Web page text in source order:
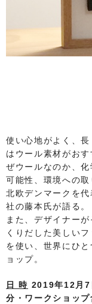
使い心地がよく、
はウール素材がおす
ぜウールなのか、
可能性、環境への取
北欧デンマークを
社の藤本氏が語る。
また、デザイナー
くりだした美しい
を使い、世界にひ
ョップ。
日 時 2019年12月
分・ワークショップ